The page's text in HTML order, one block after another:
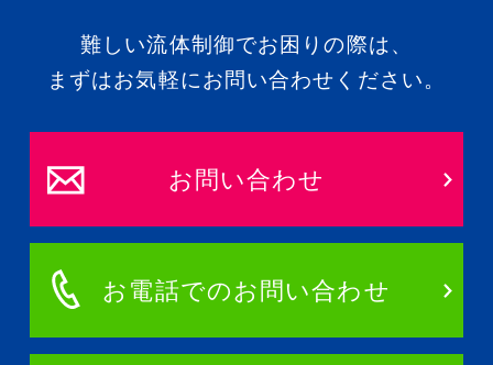
難しい流体制御でお困りの際は、
まずはお気軽にお問い合わせください。
お問い合わせ
お電話でのお問い合わせ